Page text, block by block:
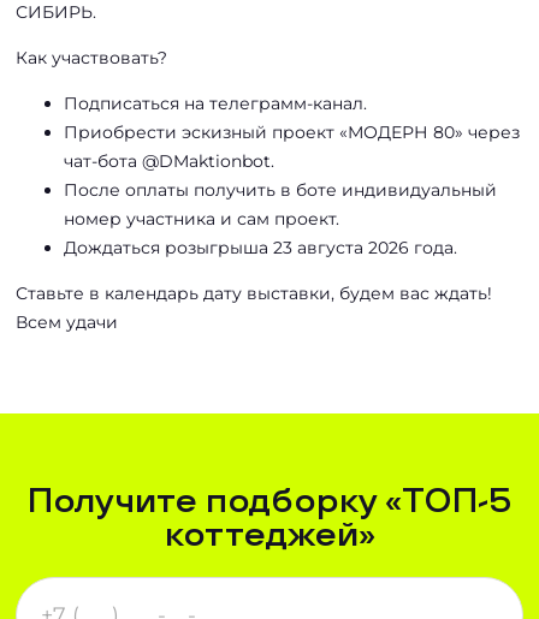
СИБИРЬ.
Как участвовать?
Подписаться на телеграмм-канал.
Приобрести эскизный проект «МОДЕРН 80» через
чат-бота @DMaktionbot.
После оплаты получить в боте индивидуальный
номер участника и сам проект.
Дождаться розыгрыша 23 августа 2026 года.
Ставьте в календарь дату выставки, будем вас ждать!
Всем удачи
Получите подборку «ТОП-5
коттеджей»